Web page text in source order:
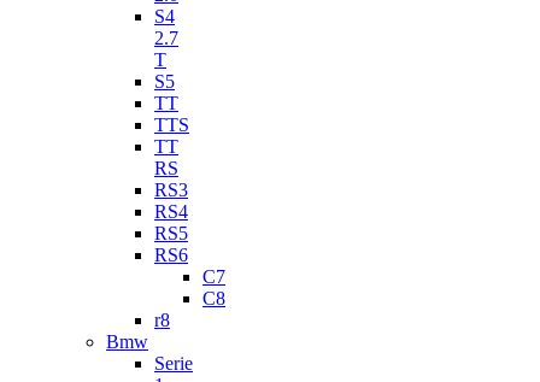
S4
2.7
T
S5
TT
TTS
TT
RS
RS3
RS4
RS5
RS6
C7
C8
r8
Bmw
Serie